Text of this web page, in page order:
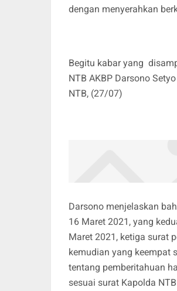
dengan menyerahkan
Begitu kabar yang
NTB AKBP Darsono
NTB, (27/07)
Darsono menjelaskan
16 Maret 2021, yang
Maret 2021, ketiga surat
kemudian yang keempat
tentang pemberitahuan
sesuai surat Kapolda